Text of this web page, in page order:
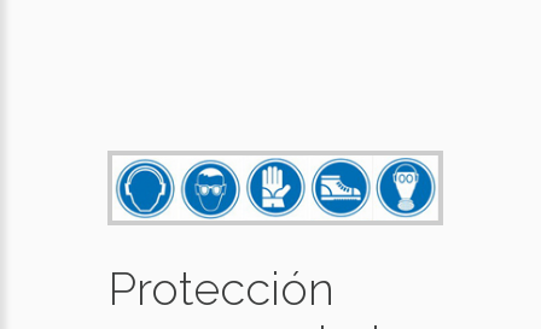
Protección